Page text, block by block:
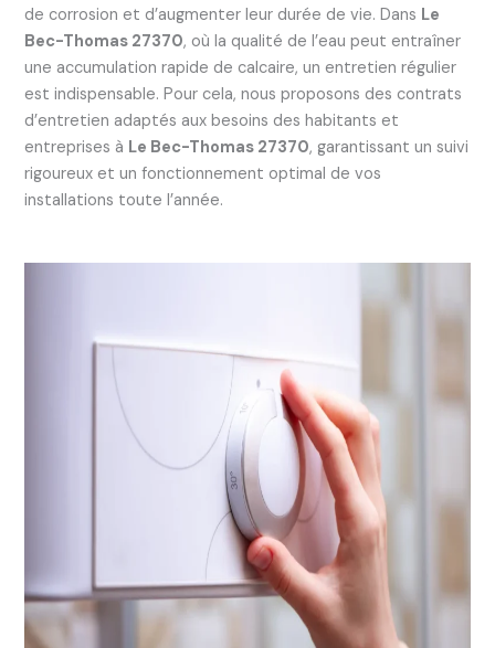
de corrosion et d’augmenter leur durée de vie. Dans Le
Bec-Thomas 27370, où la qualité de l’eau peut entraîner
une accumulation rapide de calcaire, un entretien régulier
est indispensable. Pour cela, nous proposons des contrats
d’entretien adaptés aux besoins des habitants et
entreprises à Le Bec-Thomas 27370, garantissant un suivi
rigoureux et un fonctionnement optimal de vos
installations toute l’année.